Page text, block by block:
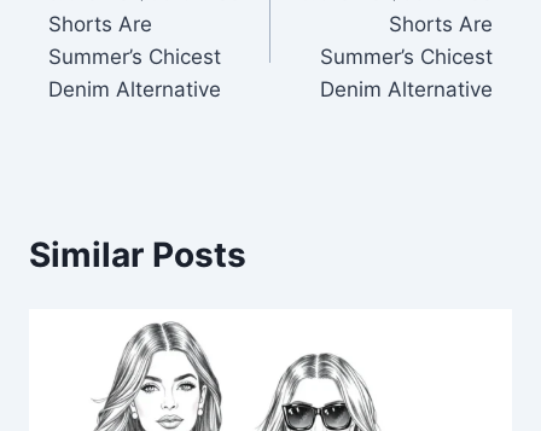
Shorts Are
Summer’s Chicest
Denim Alternative
Shorts Are
Summer’s Chicest
Denim Alternative
Similar Posts